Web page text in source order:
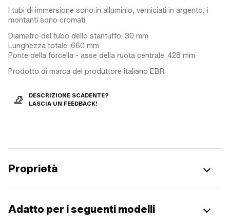
I tubi di immersione sono in alluminio, verniciati in argento, i
montanti sono cromati.
Diametro del tubo dello stantuffo: 30 mm
Lunghezza totale: 660 mm
Ponte della forcella - asse della ruota centrale: 428 mm
Prodotto di marca del produttore italiano EBR.
DESCRIZIONE SCADENTE?
LASCIA UN FEEDBACK!
Proprietà
Adatto per i seguenti modelli